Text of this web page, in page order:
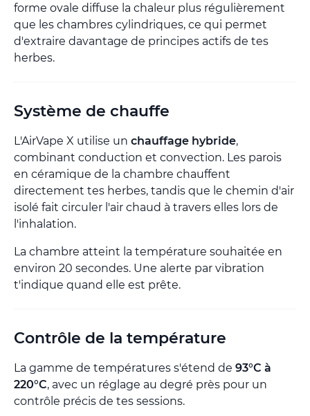
forme ovale diffuse la chaleur plus régulièrement
que les chambres cylindriques, ce qui permet
d'extraire davantage de principes actifs de tes
herbes.
Système de chauffe
L'AirVape X utilise un chauffage hybride,
combinant conduction et convection. Les parois
en céramique de la chambre chauffent
directement tes herbes, tandis que le chemin d'air
isolé fait circuler l'air chaud à travers elles lors de
l'inhalation.
La chambre atteint la température souhaitée en
environ 20 secondes. Une alerte par vibration
t'indique quand elle est prête.
Contrôle de la température
La gamme de températures s'étend de 93°C à
220°C, avec un réglage au degré près pour un
contrôle précis de tes sessions.